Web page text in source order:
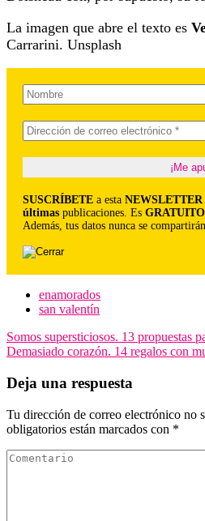
La imagen que abre el texto es
Carrarini. Unsplash
SUSCRÍBETE a esta NEWSLETTER
últimas publicaciones. Es GRATUITO
Además, tus datos nunca se
enamorados
san valentín
Navegación
de
entradas
Somos supersticiosos. 13 propuestas
Demasiado corazón. 14 regalos con
Deja una respuesta
Tu dirección de correo electrónico no
obligatorios están marcados con *
Comentario